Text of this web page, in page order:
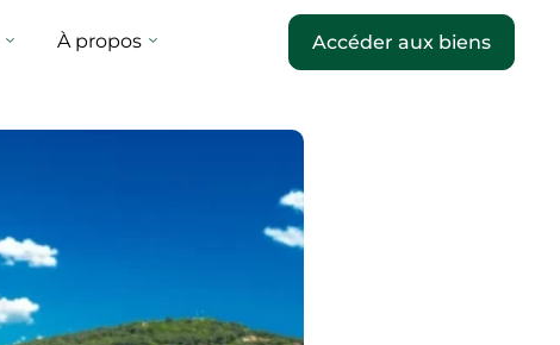
À propos Accéder aux biens